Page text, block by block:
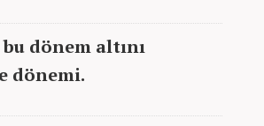
dönem altını
dönemi.